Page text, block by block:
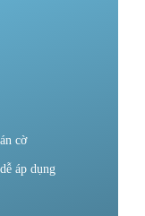
cờ
áp dụng